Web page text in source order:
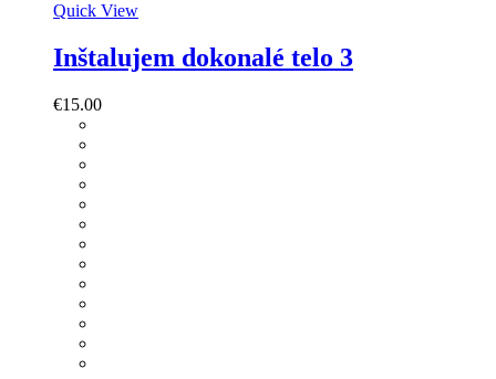
Quick View
Inštalujem dokonalé telo 3
€15.00